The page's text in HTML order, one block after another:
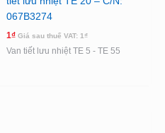
067B3274
1₫ Giá sau thuế VAT: 1₫
Van tiết lưu nhiệt TE 5 - TE 55